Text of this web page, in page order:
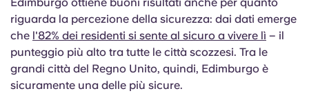
riguarda la percezione della sicurezza: dai dati emerge
che l'82% dei residenti si sente al sicuro a vivere lì – il
punteggio più alto tra tutte le città scozzesi. Tra le
grandi città del Regno Unito, quindi, Edimburgo è
sicuramente una delle più sicure.